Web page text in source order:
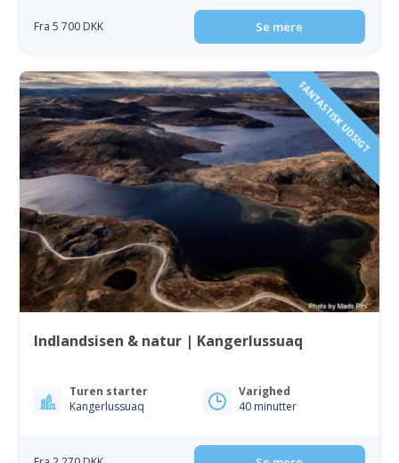
Fra 5 700 DKK Se mere
FANTASTISK UDSIGT
Indlandsisen & natur | Kangerlussuaq
Turen starter
Kangerlussuaq
Varighed
40 minutter